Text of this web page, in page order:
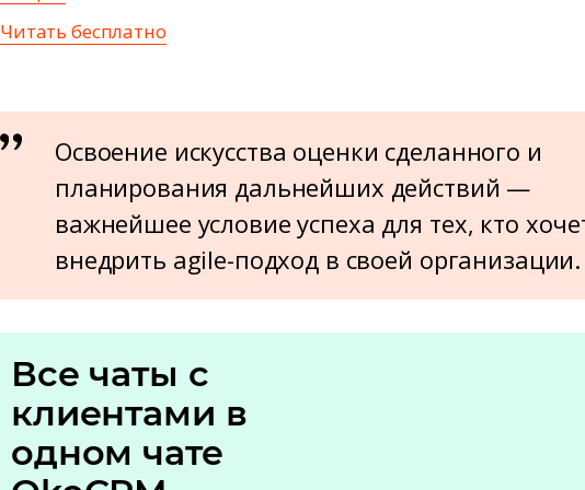
Читать бесплатно
Освоение искусства оценки сделанного и
планирования дальнейших действий —
важнейшее условие успеха для тех, кто
внедрить agile-подход в своей организации.
Все чаты с
клиентами в
одном чате